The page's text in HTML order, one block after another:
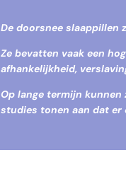
De doorsnee slaappillen
Ze bevatten vaak een
afhankelijkheid,
Op lange termijn kunnen
studies tonen aan dat er